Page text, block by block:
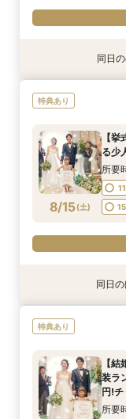
8/14( 金 )
【
8/14( 金 )
【
8/14( 金 )
8/14( 金 )
【
BIG
所
8/14( 金 )
【
同日
特典あり
8/15(土)
【
る少
所要
8/15(土)
【
8/15(土)
8/15(土)
【
BIG
所
8/15(土)
【
同日
特典あり
【
装ラ
円!
BIG
所要